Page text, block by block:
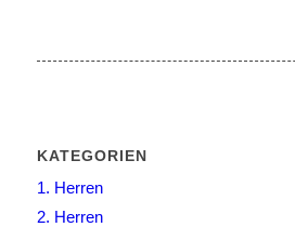
KATEGORIEN
1. Herren
2. Herren